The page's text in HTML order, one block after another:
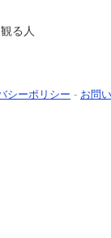
る人
シーポリシー - お問